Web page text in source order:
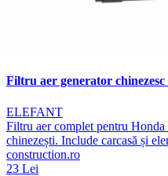
Filtru aer generator
ELEFANT
Filtru aer complet pentru
chinezești. Include carcasă și
construction.ro
23 Lei